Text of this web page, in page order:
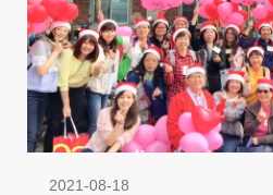
2021-08-18